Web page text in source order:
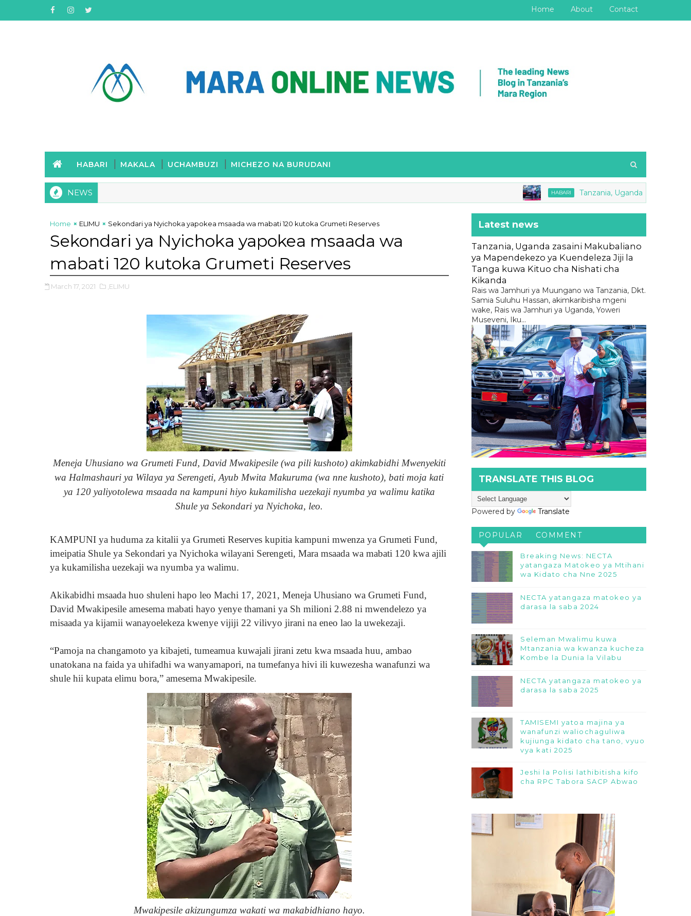
Home About Contact
HABARI MAKALA UCHAMBUZI MICHEZO NA BURUDANI
NEWS HABARI Tanzania, Uganda zasaini
Home ELIMU Sekondari ya Nyichoka yapokea msaada wa mabati 120 kutoka Grumeti Reserves
Sekondari ya Nyichoka yapokea msaada wa
mabati 120 kutoka Grumeti Reserves
March 17, 2021 ,ELIMU
Meneja Uhusiano wa Grumeti Fund, David Mwakipesile (wa pili kushoto) akimkabidhi Mwenyekiti
wa Halmashauri ya Wilaya ya Serengeti, Ayub Mwita Makuruma (wa nne kushoto), bati moja kati
ya 120 yaliyotolewa msaada na kampuni hiyo kukamilisha uezekaji nyumba ya walimu katika
Shule ya Sekondari ya Nyichoka, leo.
KAMPUNI ya huduma za kitalii ya Grumeti Reserves kupitia kampuni mwenza ya Grumeti Fund,
imeipatia Shule ya Sekondari ya Nyichoka wilayani Serengeti, Mara msaada wa mabati 120 kwa ajili
ya kukamilisha uezekaji wa nyumba ya walimu.
Akikabidhi msaada huo shuleni hapo leo Machi 17, 2021, Meneja Uhusiano wa Grumeti Fund,
David Mwakipesile amesema mabati hayo yenye thamani ya Sh milioni 2.88 ni mwendelezo ya
misaada ya kijamii wanayoelekeza kwenye vijiji 22 vilivyo jirani na eneo lao la uwekezaji.
“Pamoja na changamoto ya kibajeti, tumeamua kuwajali jirani zetu kwa msaada huu, ambao
unatokana na faida ya uhifadhi wa wanyamapori, na tumefanya hivi ili kuwezesha wanafunzi wa
shule hii kupata elimu bora,” amesema Mwakipesile.
Mwakipesile akizungumza wakati wa makabidhiano hayo.
Latest news
Tanzania, Uganda zasaini Makubaliano
ya Mapendekezo ya Kuendeleza Jiji la
Tanga kuwa Kituo cha Nishati cha
Kikanda
Rais wa Jamhuri ya Muungano wa Tanzania, Dkt.
Samia Suluhu Hassan, akimkaribisha mgeni
wake, Rais wa Jamhuri ya Uganda, Yoweri
Museveni, Iku...
TRANSLATE THIS BLOG
Powered by Translate
POPULAR COMMENT
Breaking News: NECTA
yatangaza Matokeo ya Mtihani
wa Kidato cha Nne 2025
NECTA yatangaza matokeo ya
darasa la saba 2024
Seleman Mwalimu kuwa
Mtanzania wa kwanza kucheza
Kombe la Dunia la Vilabu
NECTA yatangaza matokeo ya
darasa la saba 2025
TAMISEMI yatoa majina ya
wanafunzi waliochaguliwa
kujiunga kidato cha tano, vyuo
vya kati 2025
Jeshi la Polisi lathibitisha kifo
cha RPC Tabora SACP Abwao